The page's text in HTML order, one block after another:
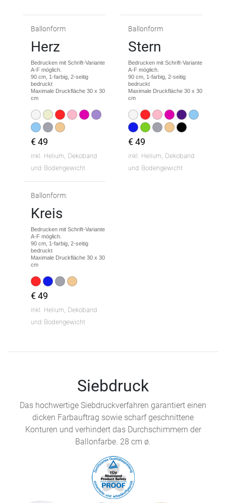
Ballonform
Herz
Bedrucken mit Schrift-Variante
A-F möglich.
90 cm, 1-farbig, 2-seitig
bedruckt
Maximale Druckfläche 30 x 30
cm
€ 49
inkl. Helium, Dekoband
und Bodengewicht
Ballonform
Stern
Bedrucken mit Schrift-Variante
A-F möglich.
90 cm, 1-farbig, 2-seitig
bedruckt
Maximale Druckfläche 30 x 30
cm
€ 49
inkl. Helium, Dekoband
und Bodengewicht
Ballonform:
Kreis
Bedrucken mit Schrift-Variante
A-F möglich.
90 cm, 1-farbig, 2-seitig
bedruckt
Maximale Druckfläche 30 x 30
cm
€ 49
inkl. Helium, Dekoband
und Bodengewicht
Siebdruck
Das hochwertige Siebdruckverfahren garantiert einen
dicken Farbauftrag sowie scharf geschnittene
Konturen und verhindert das Durchschimmern der
Ballonfarbe. 28 cm ø.